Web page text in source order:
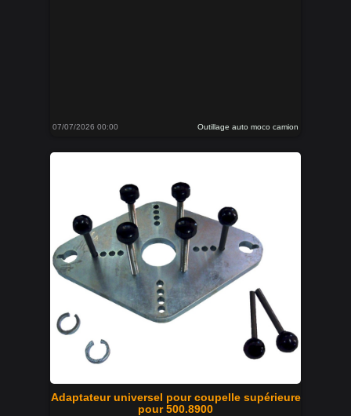
07/07/2026 00:00 Outillage auto moco camion
Adaptateur universel pour coupelle supérieure
pour 500.8900